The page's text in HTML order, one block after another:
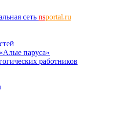
сеть nsportal.ru
паруса»
работников